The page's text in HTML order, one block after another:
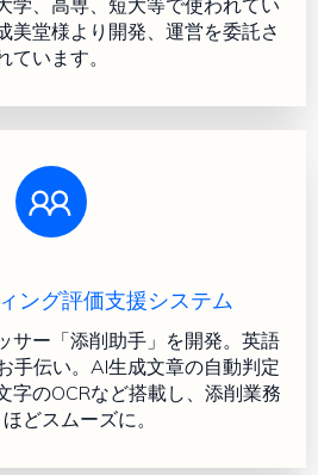
学、高専、短大等で使われてい
美堂様より開発、運営を委託さ
ています。
ング評価支援システム
サー「添削助手」を開発。英語
手伝い。AI生成文章の自動判定
字のOCRなど搭載し、添削業務
どスムーズに。